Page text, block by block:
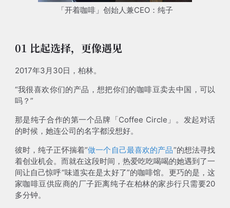
「开着咖啡」创始人兼CEO：纯子
01 比起选择，更像遇见
2017年3月30日，柏林。
“我很喜欢你们的产品，想把你们的咖啡豆卖去中国，可以
吗？”
那是纯子合作的第一个品牌「Coffee Circle」。发起对话
的时候，她连公司的名字都没想好。
彼时，纯子正怀揣着“做一个自己最喜欢的产品”的想法寻找
着创业机会。而就在这段时间，热爱吃吃喝喝的她遇到了一
间让自己惊呼“味道实在是太好了”的咖啡馆。更巧的是，这
家咖啡豆供应商的厂子距离纯子在柏林的家步行只需要20
多分钟。